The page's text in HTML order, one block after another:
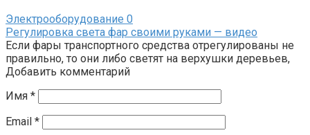
Электрооборудование 0
Регулировка света фар своими руками — видео
Если фары транспортного средства отрегулированы не
правильно, то они либо светят на верхушки деревьев,
Добавить комментарий
Имя *
Email *